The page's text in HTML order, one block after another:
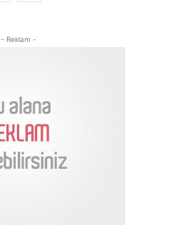
- Reklam -